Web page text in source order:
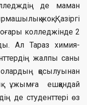
де маман
жоқ. Қазіргі
колледжінде 2
Ал Тараз химия-
жалпы саны
қосылуынан
ұжымға ешқандай
де студенттері өз